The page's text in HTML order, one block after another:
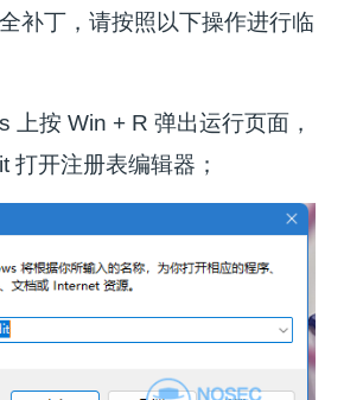
补丁，请按照以下操作进⾏临
上按 Win + R 弹出运⾏⻚⾯，
打开注册表编辑器；